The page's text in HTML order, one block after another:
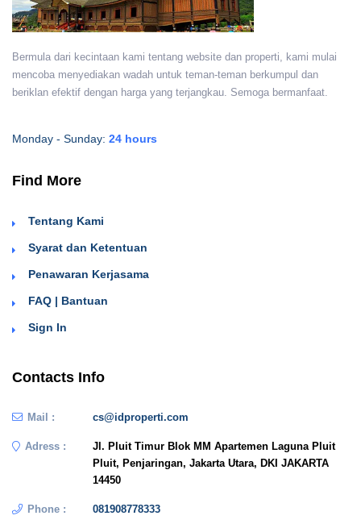
Bermula dari kecintaan kami tentang website dan properti, kami mulai
mencoba menyediakan wadah untuk teman-teman berkumpul dan
beriklan efektif dengan harga yang terjangkau. Semoga bermanfaat.
Monday - Sunday: 24 hours
Find More
Tentang Kami
Syarat dan Ketentuan
Penawaran Kerjasama
FAQ | Bantuan
Sign In
Contacts Info
Mail : cs@idproperti.com
Adress :
Jl. Pluit Timur Blok MM Apartemen Laguna Pluit
Pluit, Penjaringan, Jakarta Utara, DKI JAKARTA
14450
Phone : 081908778333